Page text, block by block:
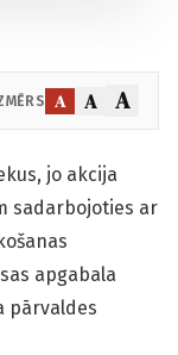
A A A
jo akcija
sadarbojoties ar
apgabala
pārvaldes